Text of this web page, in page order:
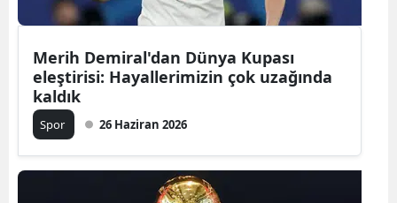
Merih Demiral'dan Dünya Kupası
eleştirisi: Hayallerimizin çok uzağında
kaldık
Spor 26 Haziran 2026